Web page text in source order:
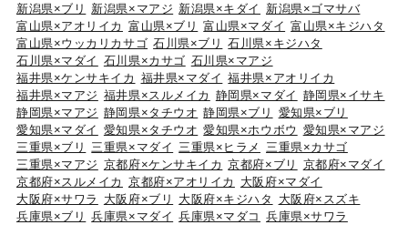
新潟県×ブリ
新潟県×マアジ 新潟県×キダイ
新潟県×ゴマサバ
富山県×アオリイカ 富山県×ブリ 富山県×マダイ 富山県×キジハタ
富山県×ウッカリカサゴ 石川県×ブリ
石川県×キジハタ
石川県×マダイ 石川県×カサゴ 石川県×マアジ
福井県×ケンサキイカ 福井県×マダイ 福井県×アオリイカ
福井県×マアジ 福井県×スルメイカ 静岡県×マダイ 静岡県×イサキ
静岡県×マアジ 静岡県×タチウオ 静岡県×ブリ
愛知県×ブリ
愛知県×マダイ 愛知県×タチウオ 愛知県×ホウボウ 愛知県×マアジ
三重県×ブリ
三重県×マダイ 三重県×ヒラメ
三重県×カサゴ
三重県×マアジ 京都府×ケンサキイカ 京都府×ブリ
京都府×マダイ
京都府×スルメイカ 京都府×アオリイカ
大阪府×マダイ
大阪府×サワラ
大阪府×ブリ 大阪府×キジハタ
大阪府×スズキ
兵庫県×ブリ
兵庫県×マダイ 兵庫県×マダコ
兵庫県×サワラ